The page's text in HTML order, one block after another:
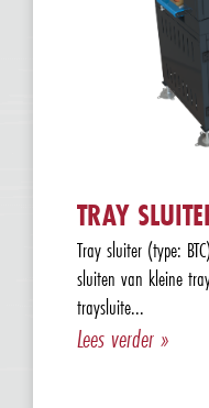
TRAY
Tray sluiter (type:
sluiten van kleine
traysluite...
Lees verder »